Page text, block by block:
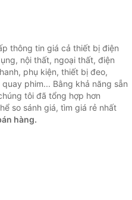
thông tin giá cả thiết bị điện
nội thất, ngoại thất, điện
phụ kiện, thiết bị đeo,
phim... Bằng khả năng sẵn
tôi đã tổng hợp hơn
so sánh giá, tìm giá rẻ nhất
hàng.